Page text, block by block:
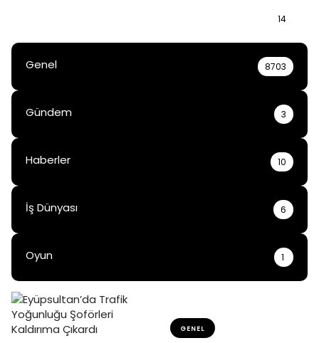
14
Genel 8703
Gündem 3
Haberler 10
İş Dünyası 6
Oyun 1
GENEL